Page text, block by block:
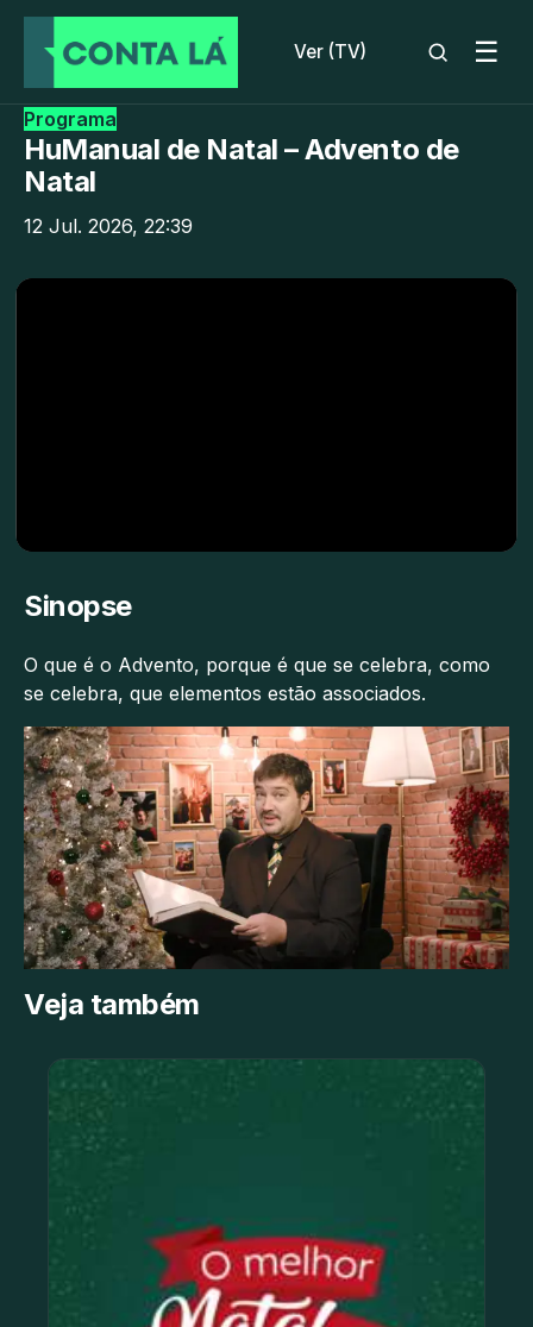
Ver (TV) ☰
Programa
HuManual de Natal – Advento de
Natal
12 Jul. 2026, 22:39
Sinopse
O que é o Advento, porque é que se celebra, como
se celebra, que elementos estão associados.
Veja também